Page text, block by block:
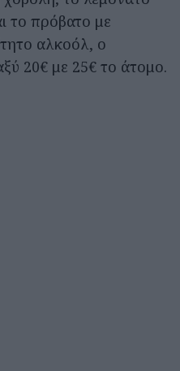
το πρόβατο με
αλκοόλ, ο
20€ με 25€ το άτομο.